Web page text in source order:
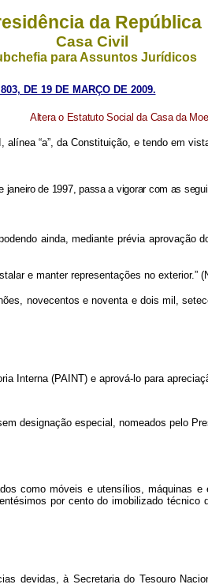
da República
Casa Civil
para Assuntos Jurídicos
DE 19 DE MARÇO DE 2009.
Altera o Estatuto Social da Casa da
“a”, da Constituição, e tendo em
janeiro de 1997, passa a vigorar com as
ainda, mediante prévia aprovação
e manter representações no exterior.”
novecentos e noventa e dois mil,
Interna (PAINT) e aprová-lo para
designação especial, nomeados pelo
como móveis e utensílios, máquinas
por cento do imobilizado técnico
devidas, à Secretaria do Tesouro